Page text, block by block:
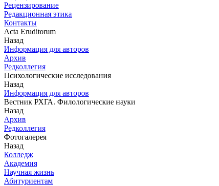
Рецензирование
Редакционная этика
Контакты
Acta Eruditorum
Назад
Информация для авторов
Архив
Редколлегия
Психологические исследования
Назад
Информация для авторов
Вестник РХГА. Филологические науки
Назад
Архив
Редколлегия
Фотогалерея
Назад
Колледж
Академия
Научная жизнь
Абитуриентам